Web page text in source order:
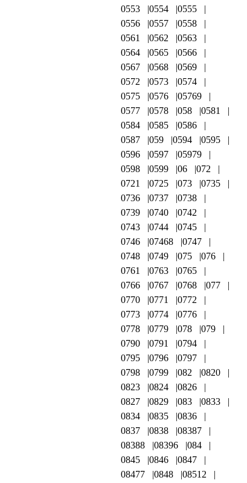
0553
0554
0555
0556
0557
0558
0561
0562
0563
0564
0565
0566
0567
0568
0569
0572
0573
0574
0575
0576
05769
0577
0578 058
0581
0584
0585
0586
0587
059 0594
0595
0596
0597
05979
0598
0599 06
072
0721
0725 073
0735
0736
0737
0738
0739
0740
0742
0743
0744
0745
0746
07468
0747
0748
0749 075
076
0761
0763
0765
0766
0767 0768
077
0770
0771
0772
0773
0774
0776
0778
0779 078
079
0790
0791
0794
0795
0796
0797
0798
0799 082
0820
0823
0824
0826
0827
0829 083
0833
0834
0835
0836
0837
0838
08387
08388
08396
084
0845
0846
0847
08477
0848
08512